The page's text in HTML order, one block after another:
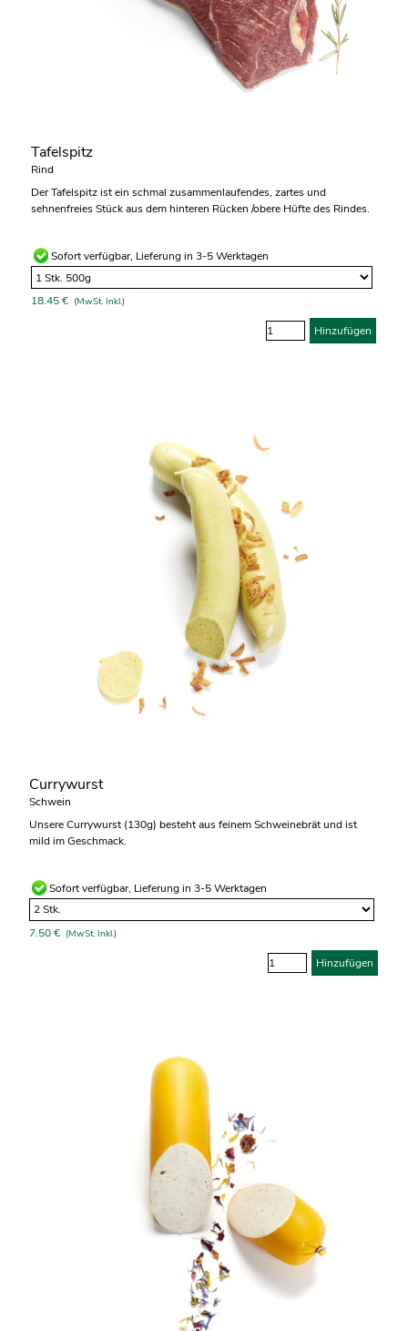
Tafelspitz
Rind
Der Tafelspitz ist ein schmal zusammenlaufendes, zartes und
sehnenfreies Stück aus dem hinteren Rücken /obere Hüfte des Rindes.
Sofort verfügbar, Lieferung in 3-5 Werktagen
18.45 € (MwSt. Inkl.)
Hinzufügen
Currywurst
Schwein
Unsere Currywurst (130g) besteht aus feinem Schweinebrät und ist
mild im Geschmack.
Sofort verfügbar, Lieferung in 3-5 Werktagen
7.50 € (MwSt. Inkl.)
Hinzufügen